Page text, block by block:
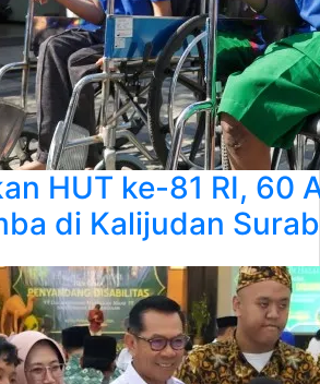
HUT ke-81 RI, 60
di Kalijudan